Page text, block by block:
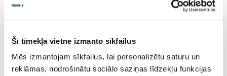
Šī tīmekļa vietne izmanto sīkfailus
Mēs izmantojam sīkfailus, lai personalizētu saturu un
reklāmas, nodrošinātu sociālo saziņas līdzekļu funkcijas
FEELNESS plātnes
REHAU RAUVOLET NOBLE MATT jaunas krāsas
Atvilktņu grīdas